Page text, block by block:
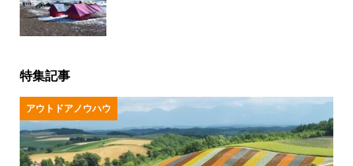
特集記事
アウトドアノウハウ